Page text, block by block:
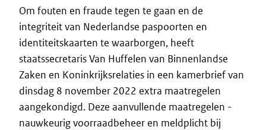
Om fouten en fraude tegen te gaan en de
integriteit van Nederlandse paspoorten en
identiteitskaarten te waarborgen, heeft
staatssecretaris Van Huffelen van Binnenlandse
Zaken en Koninkrijksrelaties in een kamerbrief van
dinsdag 8 november 2022 extra maatregelen
aangekondigd. Deze aanvullende maatregelen -
nauwkeurig voorraadbeheer en meldplicht bij